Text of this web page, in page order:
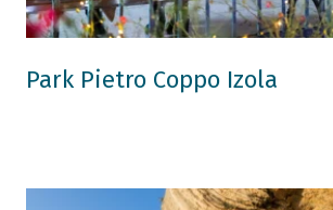
Park Pietro Coppo Izola